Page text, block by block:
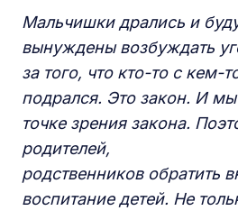
Мальчишки дрались и
вынуждены возбуждать
за того, что кто-то с кем-
подрался. Это закон. И
точке зрения закона.
родителей,
родственников обратить
воспитание детей. Не